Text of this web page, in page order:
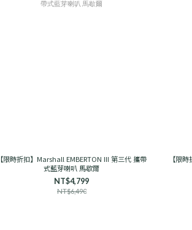
【限時折扣】Marshall EMBERTON III 第三代 攜帶
式藍芽喇叭 馬歇爾
NT$4,799
NT$6,490
【限